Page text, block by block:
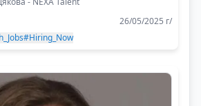
26/05/2025 г/
#Hiring_Now